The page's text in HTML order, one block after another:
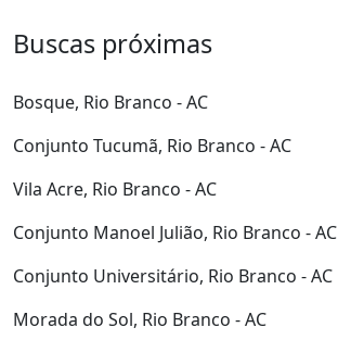
Buscas próximas
Bosque, Rio Branco - AC
Conjunto Tucumã, Rio Branco - AC
Vila Acre, Rio Branco - AC
Conjunto Manoel Julião, Rio Branco - AC
Conjunto Universitário, Rio Branco - AC
Morada do Sol, Rio Branco - AC